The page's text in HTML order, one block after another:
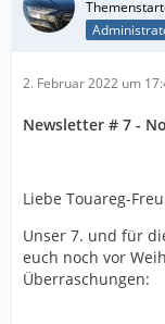
2. Februar 2022 um
Newsletter # 7 -
Liebe Touareg-
Unser 7. und für
euch noch vor
Überraschungen: